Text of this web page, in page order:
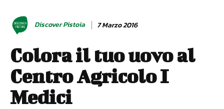
Discover Pistoia 7 Marzo 2016
Colora il tuo uovo al
Centro Agricolo I
Medici